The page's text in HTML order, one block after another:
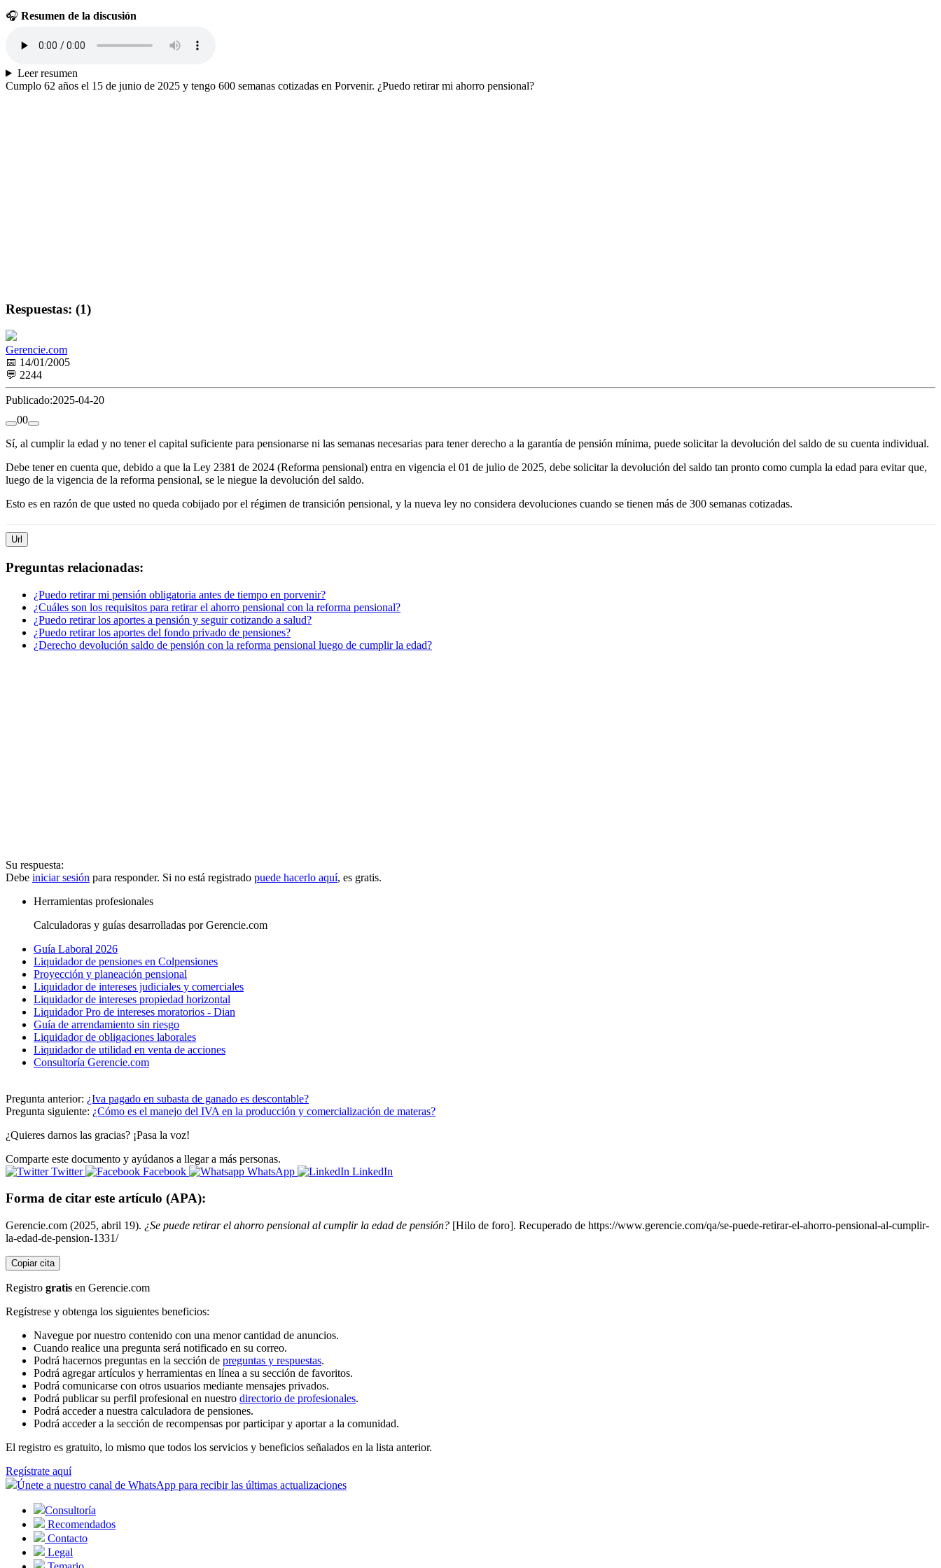
🎧 Resumen de la discusión
Leer resumen
Cumplo 62 años el 15 de junio de 2025 y tengo 600 semanas cotizadas en Porvenir. ¿Puedo retirar mi ahorro pensional?
Respuestas: (1)
Gerencie.com
📅 14/01/2005
💬 2244
Publicado:2025-04-20
00
Sí, al cumplir la edad y no tener el capital suficiente para pensionarse ni las semanas necesarias para tener derecho a la garantía de pensión mínima, puede solicitar la devolución del saldo de su cuenta individual.
Debe tener en cuenta que, debido a que la Ley 2381 de 2024 (Reforma pensional) entra en vigencia el 01 de julio de 2025, debe solicitar la devolución del saldo tan pronto como cumpla la edad para evitar que,
luego de la vigencia de la reforma pensional, se le niegue la devolución del saldo.
Esto es en razón de que usted no queda cobijado por el régimen de transición pensional, y la nueva ley no considera devoluciones cuando se tienen más de 300 semanas cotizadas.
Url
Preguntas relacionadas:
¿Puedo retirar mi pensión obligatoria antes de tiempo en porvenir?
¿Cuáles son los requisitos para retirar el ahorro pensional con la reforma pensional?
¿Puedo retirar los aportes a pensión y seguir cotizando a salud?
¿Puedo retirar los aportes del fondo privado de pensiones?
¿Derecho devolución saldo de pensión con la reforma pensional luego de cumplir la edad?
Su respuesta:
Debe iniciar sesión para responder. Si no está registrado puede hacerlo aquí, es gratis.
Herramientas profesionales
Calculadoras y guías desarrolladas por Gerencie.com
Guía Laboral 2026
Liquidador de pensiones en Colpensiones
Proyección y planeación pensional
Liquidador de intereses judiciales y comerciales
Liquidador de intereses propiedad horizontal
Liquidador Pro de intereses moratorios - Dian
Guía de arrendamiento sin riesgo
Liquidador de obligaciones laborales
Liquidador de utilidad en venta de acciones
Consultoría Gerencie.com
Pregunta anterior: ¿Iva pagado en subasta de ganado es descontable?
Pregunta siguiente: ¿Cómo es el manejo del IVA en la producción y comercialización de materas?
¿Quieres darnos las gracias? ¡Pasa la voz!
Comparte este documento y ayúdanos a llegar a más personas.
Twitter
Facebook WhatsApp LinkedIn
Forma de citar este artículo (APA):
Gerencie.com (2025, abril 19). ¿Se puede retirar el ahorro pensional al cumplir la edad de pensión? [Hilo de foro]. Recuperado de https://www.gerencie.com/qa/se-puede-retirar-el-ahorro-pensional-al-cumplir-
la-edad-de-pension-1331/
Copiar cita
Registro gratis en Gerencie.com
Regístrese y obtenga los siguientes beneficios:
Navegue por nuestro contenido con una menor cantidad de anuncios.
Cuando realice una pregunta será notificado en su correo.
Podrá hacernos preguntas en la sección de preguntas y respuestas.
Podrá agregar artículos y herramientas en línea a su sección de favoritos.
Podrá comunicarse con otros usuarios mediante mensajes privados.
Podrá publicar su perfil profesional en nuestro directorio de profesionales.
Podrá acceder a nuestra calculadora de pensiones.
Podrá acceder a la sección de recompensas por participar y aportar a la comunidad.
El registro es gratuito, lo mismo que todos los servicios y beneficios señalados en la lista anterior.
Regístrate aquí
Únete a nuestro canal de WhatsApp para recibir las últimas actualizaciones
Consultoría
Recomendados
Contacto
Legal